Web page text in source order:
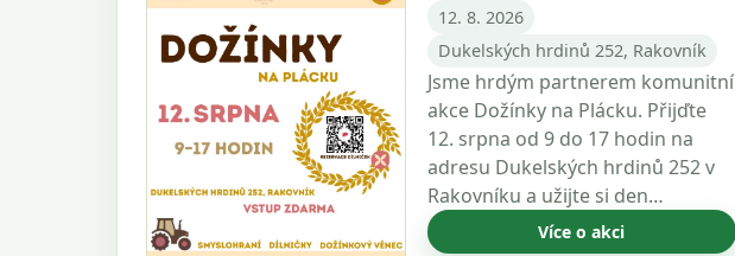
12. 8. 2026
Dukelských hrdinů 252, Rakovník
Jsme hrdým partnerem komunitní
akce Dožínky na Plácku. Přijďte
12. srpna od 9 do 17 hodin na
adresu Dukelských hrdinů 252 v
Rakovníku a užijte si den…
Více o akci